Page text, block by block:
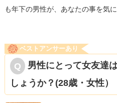
も年下の男性が、あなたの事を気
ベストアンサーあり
男性にとって女友達
しょうか？(28歳・女性）